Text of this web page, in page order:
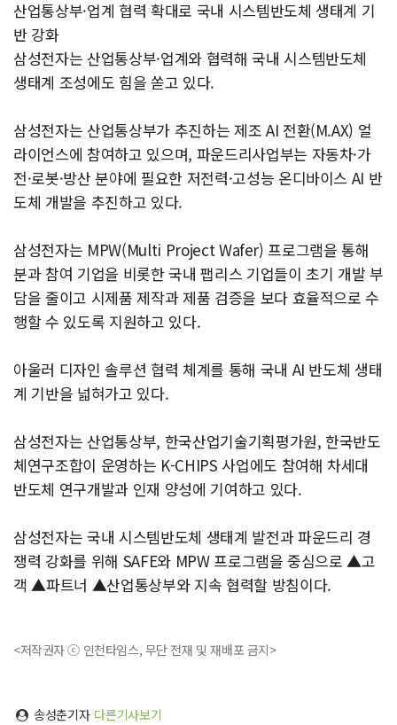
산업통상부·업계 협력 확대로 국내 시스템반도체 생태계 기
반 강화
삼성전자는 산업통상부·업계와 협력해 국내 시스템반도체
생태계 조성에도 힘을 쏟고 있다.
삼성전자는 산업통상부가 추진하는 제조 AI 전환(M.AX) 얼
라이언스에 참여하고 있으며, 파운드리사업부는 자동차·가
전·로봇·방산 분야에 필요한 저전력·고성능 온디바이스 AI 반
도체 개발을 추진하고 있다.
삼성전자는 MPW(Multi Project Wafer) 프로그램을 통해
분과 참여 기업을 비롯한 국내 팹리스 기업들이 초기 개발 부
담을 줄이고 시제품 제작과 제품 검증을 보다 효율적으로 수
행할 수 있도록 지원하고 있다.
아울러 디자인 솔루션 협력 체계를 통해 국내 AI 반도체 생태
계 기반을 넓혀가고 있다.
삼성전자는 산업통상부, 한국산업기술기획평가원, 한국반도
체연구조합이 운영하는 K-CHIPS 사업에도 참여해 차세대
반도체 연구개발과 인재 양성에 기여하고 있다.
삼성전자는 국내 시스템반도체 생태계 발전과 파운드리 경
쟁력 강화를 위해 SAFE와 MPW 프로그램을 중심으로 ▲고
객 ▲파트너 ▲산업통상부와 지속 협력할 방침이다.
<저작권자 ⓒ 인천타임스, 무단 전재 및 재배포 금지>
송성춘기자 다른기사보기